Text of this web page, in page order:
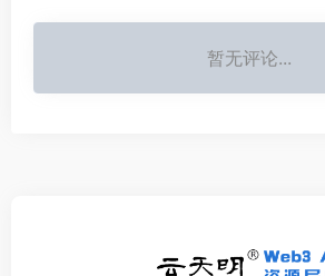
暂无评论...